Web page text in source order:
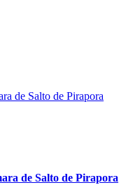
de Salto de Pirapora